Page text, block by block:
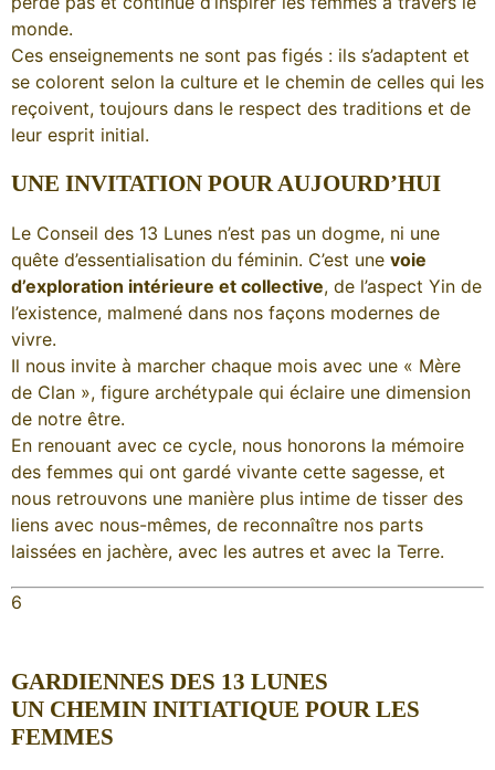
monde.
Ces enseignements ne sont pas figés : ils s’adaptent et
se colorent selon la culture et le chemin de celles qui les
reçoivent, toujours dans le respect des traditions et de
leur esprit initial.
UNE INVITATION POUR AUJOURD’HUI
Le Conseil des 13 Lunes n’est pas un dogme, ni une
quête d’essentialisation du féminin. C’est une voie
d’exploration intérieure et collective, de l’aspect Yin de
l’existence, malmené dans nos façons modernes de
vivre.
Il nous invite à marcher chaque mois avec une « Mère
de Clan », figure archétypale qui éclaire une dimension
de notre être.
En renouant avec ce cycle, nous honorons la mémoire
des femmes qui ont gardé vivante cette sagesse, et
nous retrouvons une manière plus intime de tisser des
liens avec nous-mêmes, de reconnaître nos parts
laissées en jachère, avec les autres et avec la Terre.
6
GARDIENNES DES 13 LUNES
UN CHEMIN INITIATIQUE POUR LES
FEMMES